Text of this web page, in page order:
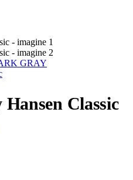
GRAY
Classic